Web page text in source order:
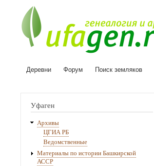
Основная
Деревни Форум Поиск земляков
Уфаген
Архивы
ЦГИА РБ
Ведомственные
Материалы по истории Башкирской
АССР